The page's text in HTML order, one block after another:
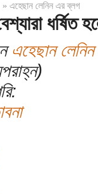
» এহেছান লেনিন এর ব্লগ
ধর্ষিত
এহেছান লেনিন